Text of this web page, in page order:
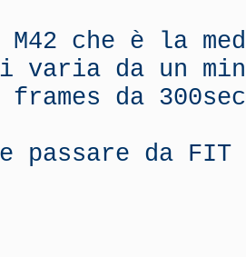
M42 che è la
da un
da
passare da